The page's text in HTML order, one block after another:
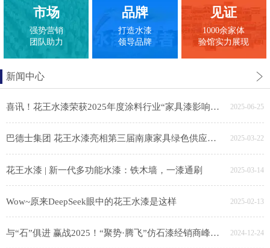
市场
强势营销
团队助力
品牌
打造水漆
领导品牌
见证
1000余家体
验馆实力展现
新闻中心
喜讯！花王水漆荣获2025年度涂料行业“家具漆影响力品牌” 2025-06-25
巴德士集团 花王水漆亮相第三届南康家具绿色供应链展，助力家具产业链绿色转型 2025-03-22
花王水漆 | 新一代多功能水漆：铁木墙，一漆通刷 2025-03-14
Wow~原来DeepSeek眼中的花王水漆是这样 2025-02-13
与“石”俱进 赢战2025！“聚势·腾飞”仿石漆经销商峰会胜利召开 2024-12-24